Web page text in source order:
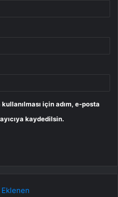
için adım, e-posta
kaydedilsin.